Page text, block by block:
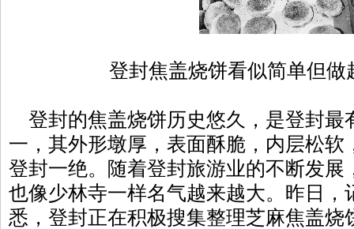
登封焦盖烧饼看似简单但做
登封的焦盖烧饼历史悠久，是登封最
一，其外形墩厚，表面酥脆，内层松软
登封一绝。随着登封旅游业的不断发展
也像少林寺一样名气越来越大。昨日，
悉，登封正在积极搜集整理芝麻焦盖烧